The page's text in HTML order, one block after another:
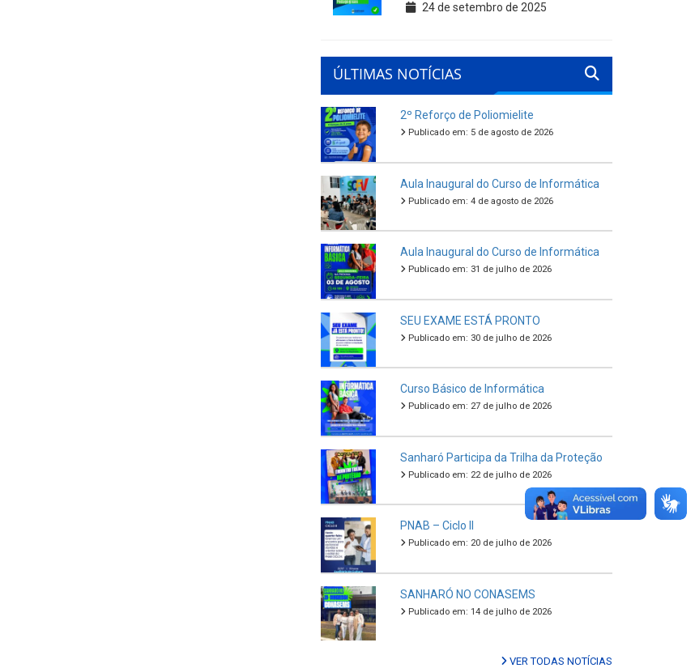
24 de setembro de 2025
ÚLTIMAS NOTÍCIAS
2º Reforço de Poliomielite
Publicado em: 5 de agosto de 2026
Aula Inaugural do Curso de Informática
Publicado em: 4 de agosto de 2026
Aula Inaugural do Curso de Informática
Publicado em: 31 de julho de 2026
SEU EXAME ESTÁ PRONTO
Publicado em: 30 de julho de 2026
Curso Básico de Informática
Publicado em: 27 de julho de 2026
Sanharó Participa da Trilha da Proteção
Publicado em: 22 de julho de 2026
PNAB – Ciclo II
Publicado em: 20 de julho de 2026
SANHARÓ NO CONASEMS
Publicado em: 14 de julho de 2026
VER TODAS NOTÍCIAS